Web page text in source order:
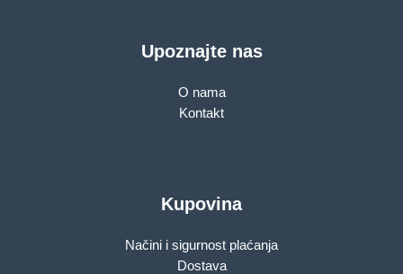
Upoznajte nas
O nama
Kontakt
Kupovina
Načini i sigurnost plaćanja
Dostava